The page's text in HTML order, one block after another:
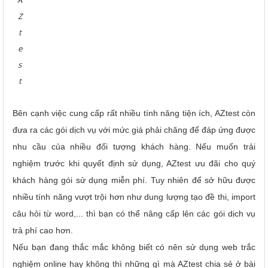
Z
t
e
s
t
Bên cạnh việc cung cấp rất nhiều tính năng tiện ích, AZtest còn
đưa ra các gói dịch vụ với mức giá phải chăng để đáp ứng được
nhu cầu của nhiều đối tượng khách hàng. Nếu muốn trải
nghiệm trước khi quyết định sử dụng, AZtest ưu đãi cho quý
khách hàng gói sử dụng miễn phí. Tuy nhiên để sở hữu được
nhiều tính năng vượt trội hơn như dung lượng tạo đề thi, import
câu hỏi từ word,... thì bạn có thể nâng cấp lên các gói dịch vụ
trả phí cao hơn.
Nếu bạn đang thắc mắc không biết có nên sử dụng web trắc
nghiệm online hay không thì những gì mà AZtest chia sẻ ở bài